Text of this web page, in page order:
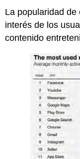
La popularidad de
interés de los
contenido